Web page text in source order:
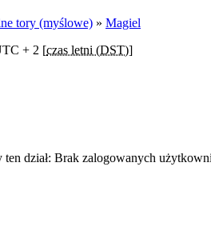
tory (myślowe) » Magiel
+ 2 [czas letni (DST)]
dział: Brak zalogowanych